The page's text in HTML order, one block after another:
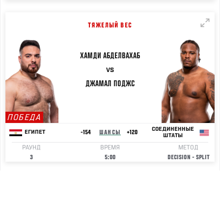
ТЯЖЕЛЫЙ ВЕС
ПОБЕДА
ХАМДИ АБДЕЛВАХАБ
VS
ДЖАМАЛ ПОДЖС
ЕГИПЕТ -154 ШАНСЫ +120
СОЕДИНЕННЫЕ
ШТАТЫ
РАУНД
3
ВРЕМЯ
5:00
МЕТОД
DECISION - SPLIT